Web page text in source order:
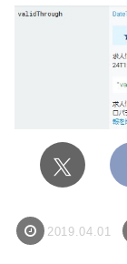
2019.04.01